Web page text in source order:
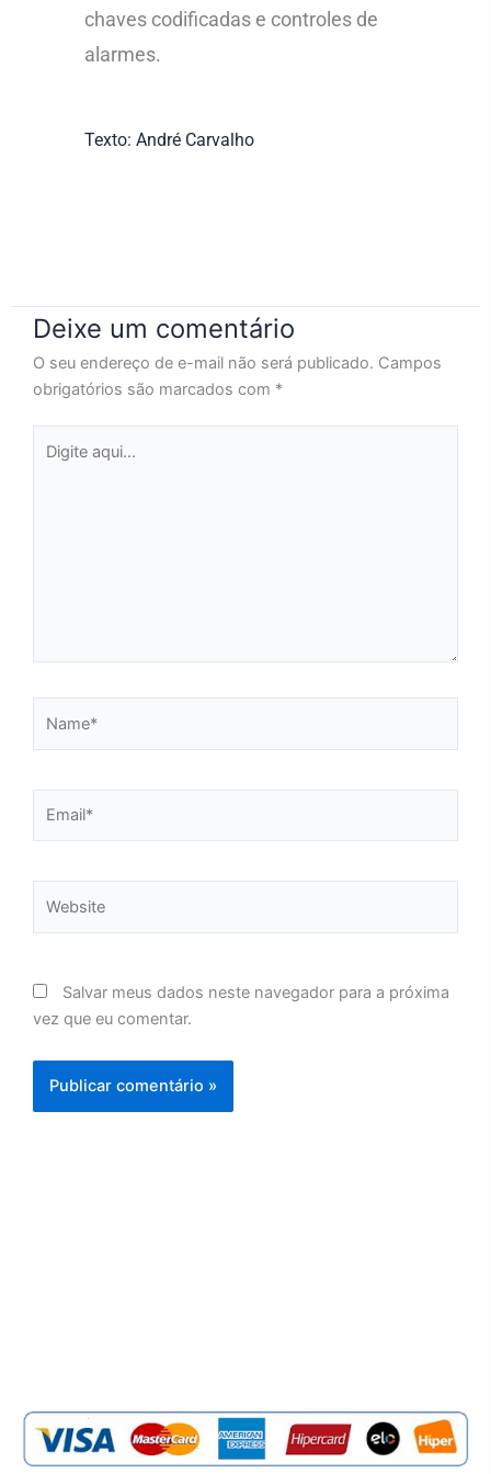
chaves codificadas e controles de
alarmes.
Texto: André Carvalho
Deixe um comentário
O seu endereço de e-mail não será publicado. Campos
obrigatórios são marcados com *
aqui...
Salvar meus dados neste navegador para a próxima
vez que eu comentar.